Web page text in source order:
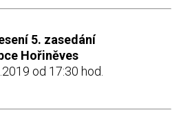
5. zasedání
Hořiněves
od 17:30 hod.